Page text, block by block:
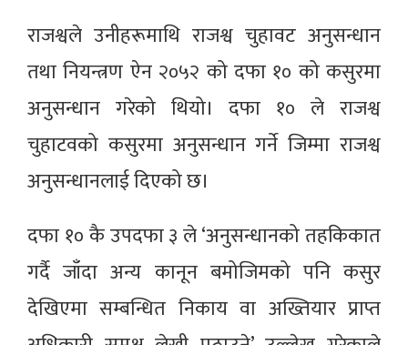
राजश्वले उनीहरूमाथि राजश्व चुहावट अनुसन्धान
तथा नियन्त्रण ऐन २०५२ को दफा १० को कसुरमा
अनुसन्धान गरेको थियो। दफा १० ले राजश्व
चुहाटवको कसुरमा अनुसन्धान गर्ने जिम्मा राजश्व
अनुसन्धानलाई दिएको छ।
दफा १० कै उपदफा ३ ले ‘अनुसन्धानको तहकिकात
गर्दै जाँदा अन्य कानून बमोजिमको पनि कसुर
देखिएमा सम्बन्धित निकाय वा अख्तियार प्राप्त